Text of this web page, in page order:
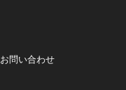
お問い合わせ